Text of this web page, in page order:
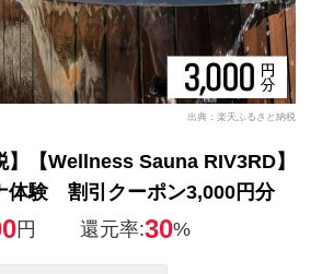
出典：楽天ふるさと納税
】【Wellness Sauna RIV3RD】
体験 割引クーポン3,000円分
円 還元率:30%